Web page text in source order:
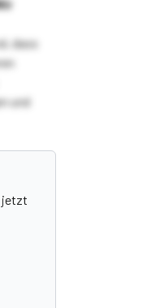
dass
und
jetzt